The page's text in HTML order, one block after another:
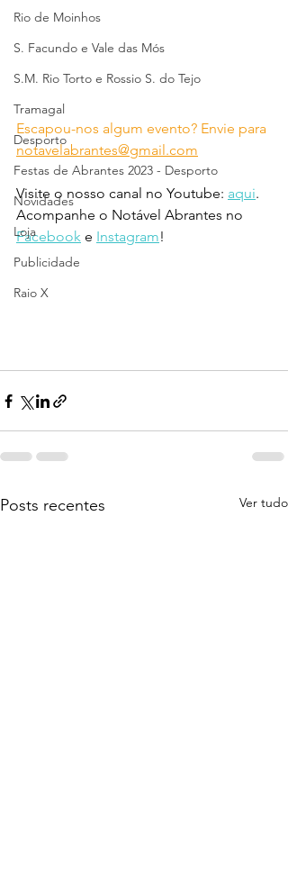
Rio de Moinhos
S. Facundo e Vale das Mós
S.M. Rio Torto e Rossio S. do Tejo
Tramagal
Desporto
Festas de Abrantes 2023 - Desporto
Novidades
Loja
Publicidade
Raio X
Escapou-nos algum evento? Envie para
notavelabrantes@gmail.com
Visite o nosso canal no Youtube: aqui.
Acompanhe o Notável Abrantes no
Facebook e Instagram!
Posts recentes Ver tudo